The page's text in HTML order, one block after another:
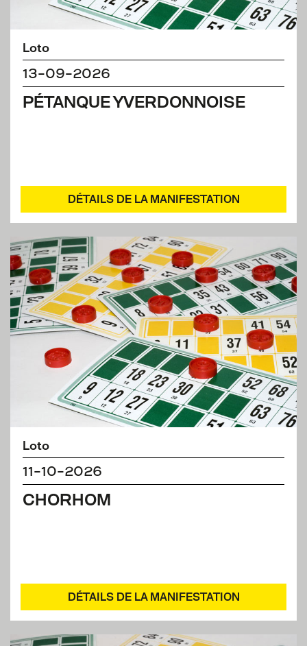
Loto
13-09-2026
PÉTANQUE YVERDONNOISE
DÉTAILS DE LA MANIFESTATION
Loto
11-10-2026
CHORHOM
DÉTAILS DE LA MANIFESTATION